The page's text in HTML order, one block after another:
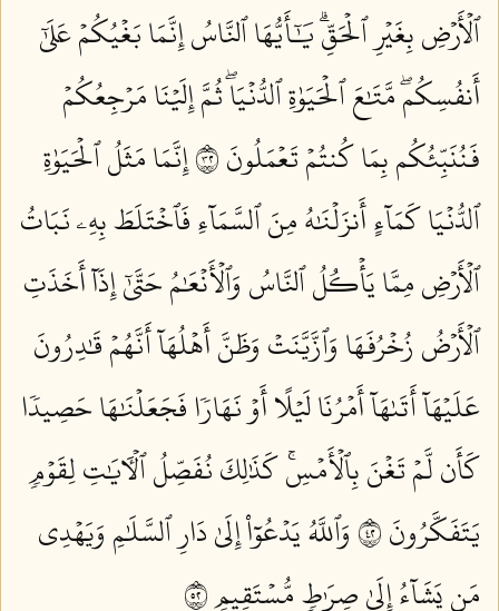
ٱلۡأَرۡضِ بِغَيۡرِ ٱلۡحَقِّۗ يَٰٓأَيُّهَا ٱلنَّاسُ إِنَّمَا بَغۡيُكُمۡ عَلَىٰٓ
أَنفُسِكُمۖ مَّتَٰعَ ٱلۡحَيَوٰةِ ٱلدُّنۡيَاۖ ثُمَّ إِلَيۡنَا مَرۡجِعُكُمۡ
فَنُنَبِّئُكُم بِمَا كُنتُمۡ تَعۡمَلُونَ ٢٣
إِنَّمَا مَثَلُ ٱلۡحَيَوٰةِ
ٱلدُّنۡيَا كَمَآءٍ أَنزَلۡنَٰهُ مِنَ ٱلسَّمَآءِ فَٱخۡتَلَطَ بِهِۦ نَبَاتُ
ٱلۡأَرۡضِ مِمَّا يَأۡكُلُ ٱلنَّاسُ وَٱلۡأَنۡعَٰمُ حَتَّىٰٓ إِذَآ أَخَذَتِ
ٱلۡأَرۡضُ زُخۡرُفَهَا وَٱزَّيَّنَتۡ وَظَنَّ أَهۡلُهَآ أَنَّهُمۡ قَٰدِرُونَ
عَلَيۡهَآ أَتَىٰهَآ أَمۡرُنَا لَيۡلًا أَوۡ نَهَارٗا فَجَعَلۡنَٰهَا حَصِيدٗا
كَأَن لَّمۡ تَغۡنَ بِٱلۡأَمۡسِۚ كَذَٰلِكَ نُفَصِّلُ ٱلۡأٓيَٰتِ لِقَوۡمٖ
يَتَفَكَّرُونَ ٢٤
وَٱللَّهُ يَدۡعُوٓاْ إِلَىٰ دَارِ ٱلسَّلَٰمِ وَيَهۡدِي
مَن يَشَآءُ إِلَىٰ صِرَٰطٖ مُّسۡتَقِيمٖ ٢٥